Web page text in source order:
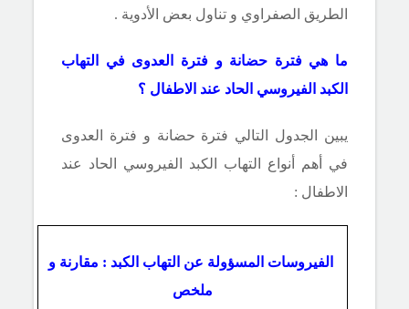
الطريق الصفراوي و تناول بعض الأدوية .
ما هي فترة حضانة و فترة العدوى في التهاب
الكبد الفيروسي الحاد عند الاطفال ؟
يبين الجدول التالي فترة حضانة و فترة العدوى
في أهم أنواع التهاب الكبد الفيروسي الحاد عند
الاطفال :
الفيروسات المسؤولة عن التهاب الكبد : مقارنة و
ملخص